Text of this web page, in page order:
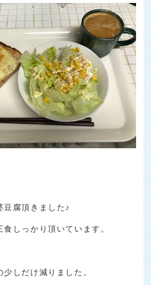
豆腐頂きました♪
食しっかり頂いています。
しだけ減りました。